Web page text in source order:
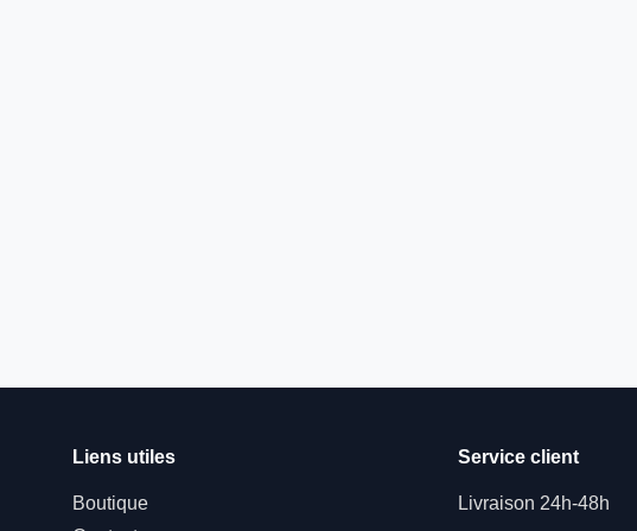
Liens utiles
Boutique
Service client
Livraison 24h-48h